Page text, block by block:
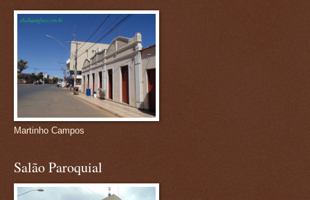
Martinho Campos
Salão Paroquial